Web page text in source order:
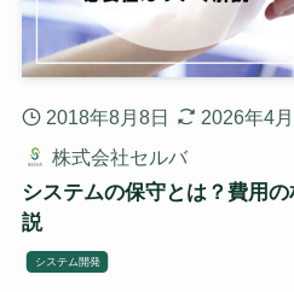
2018年8月8日
2026年4
株式会社セルバ
システムの保守とは？費用
説
システム開発